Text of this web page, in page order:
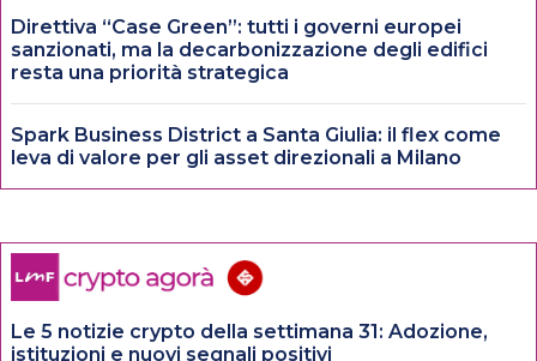
Direttiva “Case Green”: tutti i governi europei
sanzionati, ma la decarbonizzazione degli edifici
resta una priorità strategica
Spark Business District a Santa Giulia: il flex come
leva di valore per gli asset direzionali a Milano
Le 5 notizie crypto della settimana 31: Adozione,
istituzioni e nuovi segnali positivi